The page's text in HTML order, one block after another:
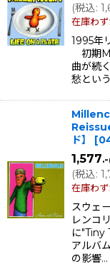
(税込:
在庫わ
1995年
初期
曲が続
愁とい
ド】
[
1,577.-
(税込:
在庫わ
スウェ
レンコ
に"Tiny
アルバ
の影響…